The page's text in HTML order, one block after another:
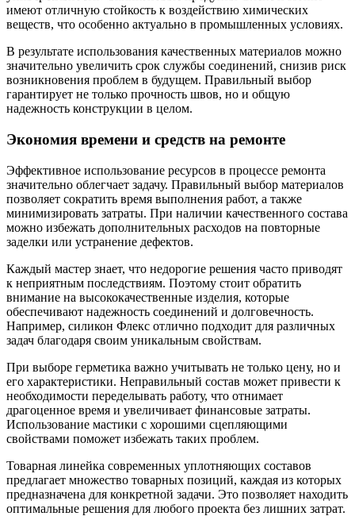
имеют отличную стойкость к воздействию химических
веществ, что особенно актуально в промышленных условиях.
В результате использования качественных материалов можно
значительно увеличить срок службы соединений, снизив риск
возникновения проблем в будущем. Правильный выбор
гарантирует не только прочность швов, но и общую
надежность конструкции в целом.
Экономия времени и средств на ремонте
Эффективное использование ресурсов в процессе ремонта
значительно облегчает задачу. Правильный выбор материалов
позволяет сократить время выполнения работ, а также
минимизировать затраты. При наличии качественного состава
можно избежать дополнительных расходов на повторные
заделки или устранение дефектов.
Каждый мастер знает, что недорогие решения часто приводят
к неприятным последствиям. Поэтому стоит обратить
внимание на высококачественные изделия, которые
обеспечивают надежность соединений и долговечность.
Например, силикон Флекс отлично подходит для различных
задач благодаря своим уникальным свойствам.
При выборе герметика важно учитывать не только цену, но и
его характеристики. Неправильный состав может привести к
необходимости переделывать работу, что отнимает
драгоценное время и увеличивает финансовые затраты.
Использование мастики с хорошими сцепляющими
свойствами поможет избежать таких проблем.
Товарная линейка современных уплотняющих составов
предлагает множество товарных позиций, каждая из которых
предназначена для конкретной задачи. Это позволяет находить
оптимальные решения для любого проекта без лишних затрат.